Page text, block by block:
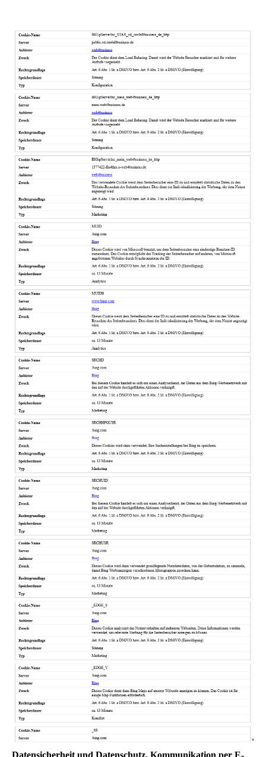
Datensicherheit und Datenschutz, Kommunikation per E-